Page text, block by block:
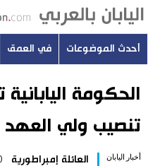
أحدث الموضوعات
أحدث الموضوعات في العمق
الحكومة
تنصيب ولي
أخبار اليابان العائلة إمبراطورية